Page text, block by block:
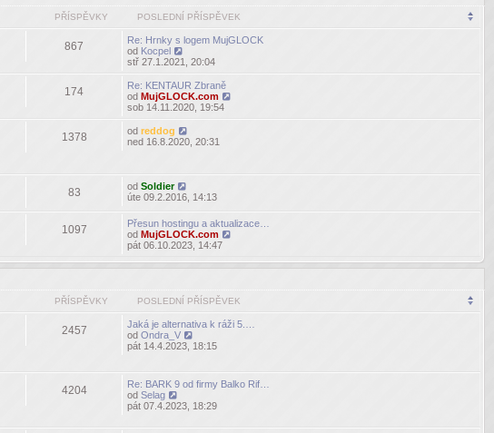
PŘÍSPĚVKY POSLEDNÍ PŘÍSPĚVEK
867
Re: Hrnky s logem MujGLOCK
od Kocpel
Zobrazit
poslední
příspěvek
stř 27.1.2021, 20:04
174
Re: KENTAUR Zbraně
odMujGLOCK.com
Zobrazit
poslední
příspěvek
sob 14.11.2020, 19:54
1378 odreddog
Zobrazit
ned 16.8.2020, 20:31
83 odSoldier
Zobrazit
příspěvek
úte 09.2.2016, 14:13
1097
Přesun hostingu a aktualizace…
odMujGLOCK.com
Zobrazit
příspěvek
pát 06.10.2023, 14:47
PŘÍSPĚVKY POSLEDNÍ PŘÍSPĚVEK
2457
Jaká je alternativa k ráži 5.…
odOndra_V
Zobrazit
pát 14.4.2023, 18:15
4204
Re: BARK 9 od firmy Balko Rif…
odSelag
Zobrazit
příspěvek
pát 07.4.2023, 18:29